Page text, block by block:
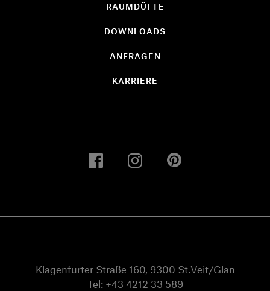
RAUMDÜFTE
DOWNLOADS
ANFRAGEN
KARRIERE
Klagenfurter Straße 160, 9300 St.Veit/Glan
Tel: +43 4212 33 589